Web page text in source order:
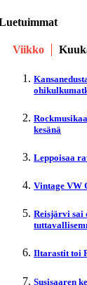
Viikko
kesänä
Leppoisaa
Vintage VW
Reisjärvi sai
Iltarastit toi
Susisaaren